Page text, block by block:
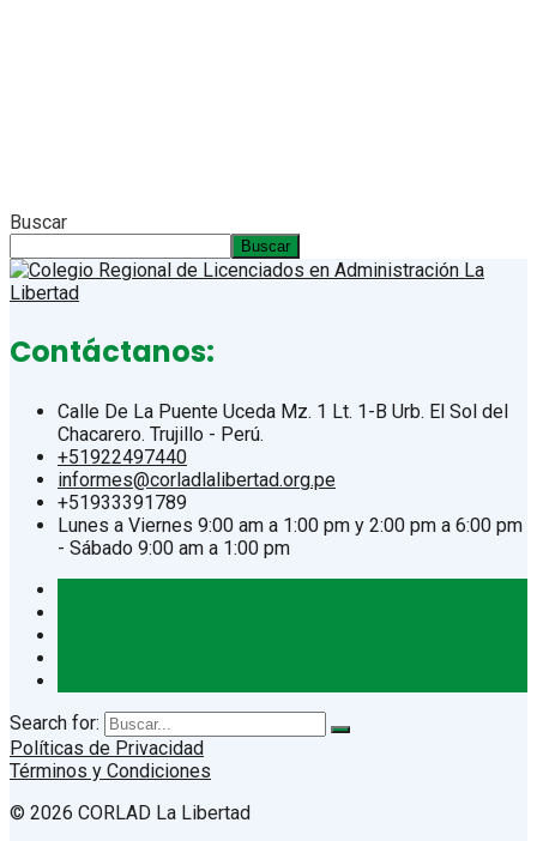
Buscar
Buscar
Contáctanos:
Calle De La Puente Uceda Mz. 1 Lt. 1-B Urb. El Sol del
Chacarero. Trujillo - Perú.
+51922497440
informes@corladlalibertad.org.pe
+51933391789
Lunes a Viernes 9:00 am a 1:00 pm y 2:00 pm a 6:00 pm
- Sábado 9:00 am a 1:00 pm
Search for:
Políticas de Privacidad
Términos y Condiciones
© 2026 CORLAD La Libertad